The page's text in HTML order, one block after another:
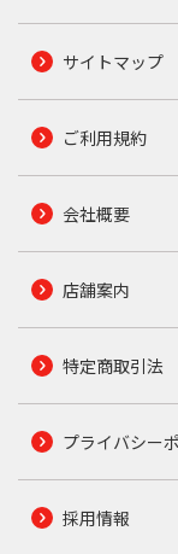
サイトマップ
ご利用規約
会社概要
店舗案内
特定商取引法
プライバシー
採用情報